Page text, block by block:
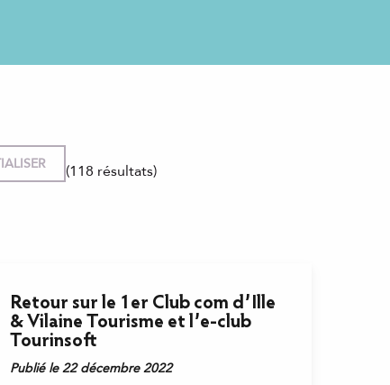
(118 résultats)
Retour sur le 1er Club com d’Ille
& Vilaine Tourisme et l’e-club
Tourinsoft
Publié le 22 décembre 2022